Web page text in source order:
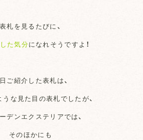
表札を見るたびに、
た気分になれそうですよ！
ご紹介した表札は、
うな見た目の表札でしたが、
デンエクステリアでは、
そのほかにも